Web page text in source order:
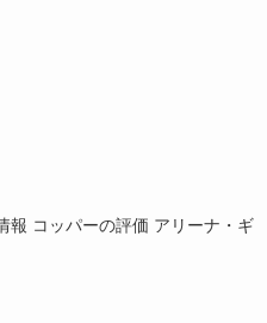
報 コッパーの評価 アリーナ・ギ